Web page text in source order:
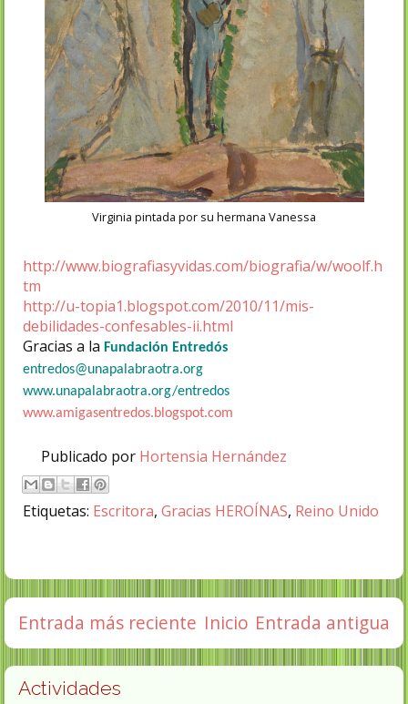
Virginia pintada por su hermana Vanessa
http://www.biografiasyvidas.com/biografia/w/woolf.h
tm
http://u-topia1.blogspot.com/2010/11/mis-
debilidades-confesables-ii.html
Gracias a la Fundación Entredós
entredos@unapalabraotra.org
www.unapalabraotra.org/entredos
www.amigasentredos.blogspot.com
Publicado por Hortensia Hernández
Etiquetas: Escritora, Gracias HEROÍNAS, Reino Unido
Entrada más reciente Entrada antigua
Inicio
Actividades